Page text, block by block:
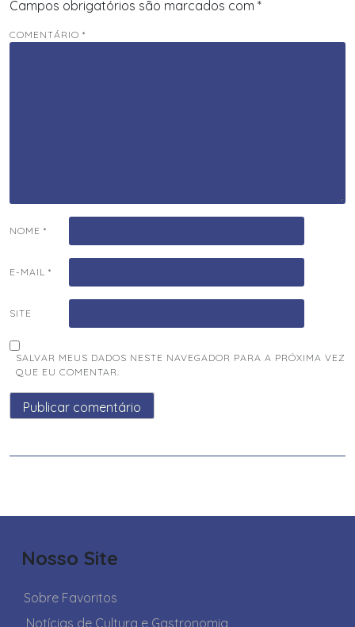
Campos obrigatórios são marcados com *
COMENTÁRIO *
NOME *
E-MAIL *
SITE
SALVAR MEUS DADOS NESTE NAVEGADOR PARA A PRÓXIMA VEZ
QUE EU COMENTAR.
Nosso Site
Sobre Favoritos
Notícias de Cultura e Gastronomia